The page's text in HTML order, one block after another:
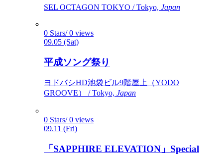
SEL OCTAGON TOKYO / Tokyo, Japan
0 Stars/ 0 views
09.05 (Sat)
平成ソング祭り
ヨドバシHD池袋ビル9階屋上（YODO
GROOVE） / Tokyo, Japan
0 Stars/ 0 views
09.11 (Fri)
「SAPPHIRE ELEVATION」Special